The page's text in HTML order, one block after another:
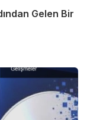
Gelen Bir